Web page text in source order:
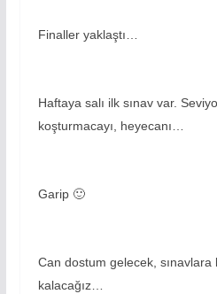
Finaller yaklaştı…
Haftaya salı ilk sınav var.
koşturmacayı, heyecanı…
Garip 🙂
Can dostum gelecek, sınavlara
kalacağız…